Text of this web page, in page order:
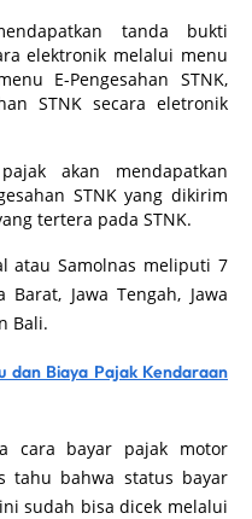
tanda bukti
elektronik melalui menu
E-Pengesahan STNK,
STNK secara eletronik
akan mendapatkan
STNK yang dikirim
tertera pada STNK.
atau Samolnas meliputi 7
Barat, Jawa Tengah, Jawa
Bali.
dan Biaya Pajak Kendaraan
cara bayar pajak motor
tahu bahwa status bayar
sudah bisa dicek melalui